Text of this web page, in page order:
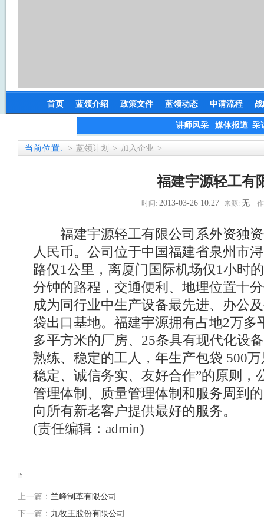
首页 蓝领介绍 政策文件 蓝领动态 申请流程
讲师风采| 媒体报道| 采
当前位置: > 蓝领计划 > 加入企业 >
福建宇源轻工有
时间: 2013-03-26 10:27 来源: 无
福建宇源轻工有限公司系外资独资
人民币。公司位于中国福建省泉州市
路仅1公里，离厦门国际机场仅1小时
分钟的路程，交通便利、地理位置十
成为同行业中生产设备最先进、办公
袋出口基地。福建宇源拥有占地2万多
多平方米的厂房、25条具有现代化设
熟练、稳定的工人，年生产包袋 500
稳定、诚信务实、友好合作”的原则，
管理体制、质量管理体制和服务周到
向所有新老客户提供最好的服务。
(责任编辑：admin)
上一篇： 兰峰制革有限公司
下一篇： 九牧王股份有限公司